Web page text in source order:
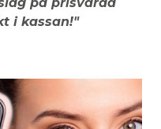
i kassan!"